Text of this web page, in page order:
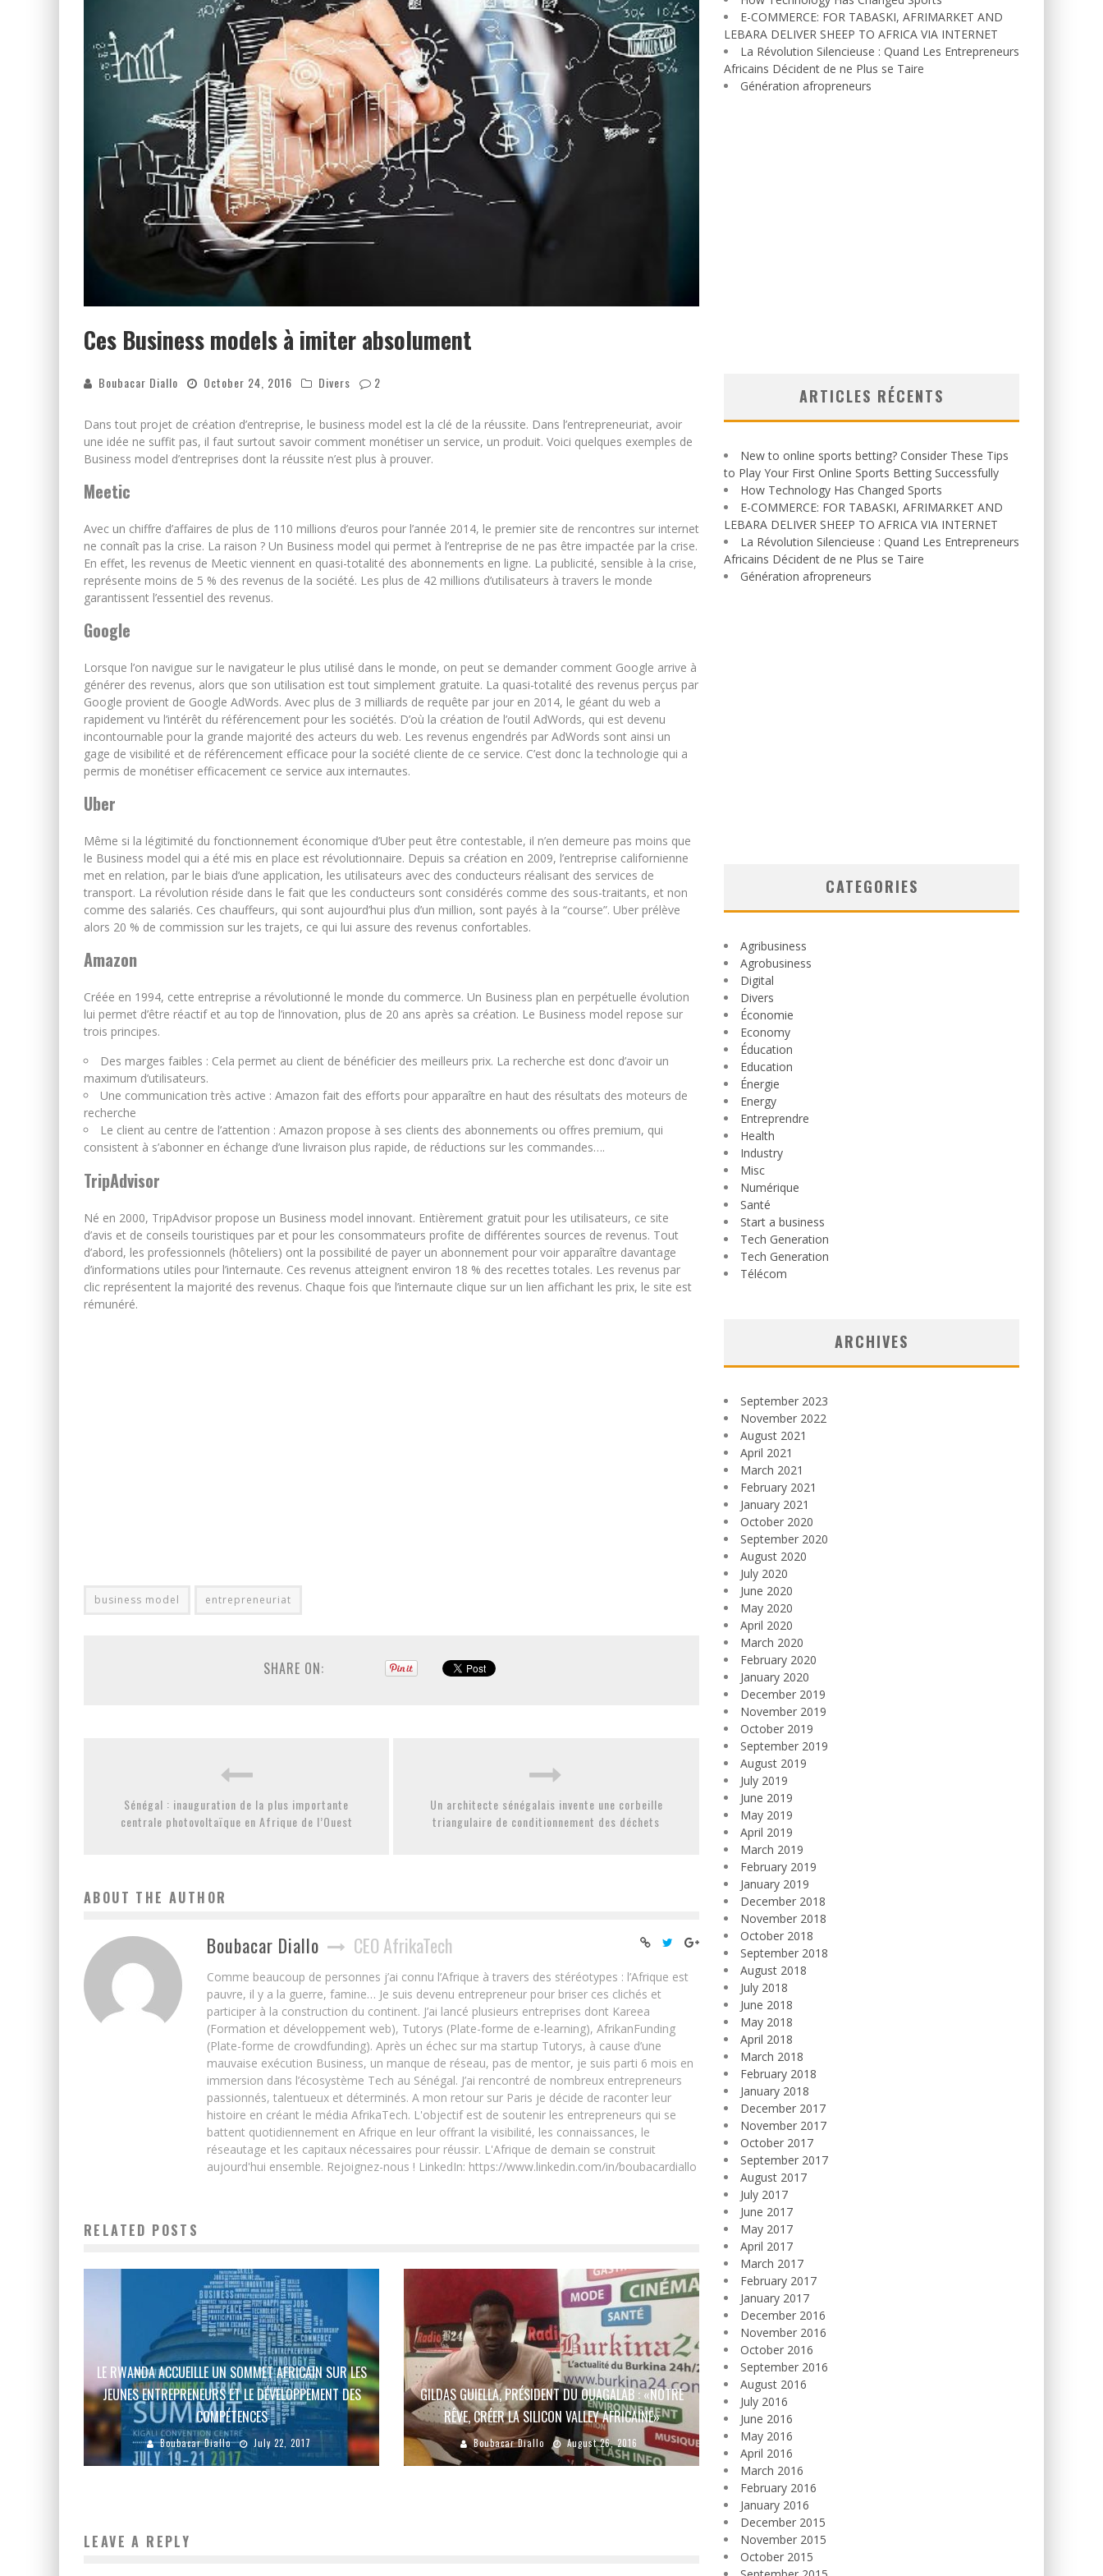
Ces Business models à imiter absolument
Boubacar Diallo October 24, 2016 Divers 2
Dans tout projet de création d’entreprise, le business model est la clé de la réussite. Dans l’entrepreneuriat, avoir
une idée ne suffit pas, il faut surtout savoir comment monétiser un service, un produit. Voici quelques exemples de
Business model d’entreprises dont la réussite n’est plus à prouver.
Meetic
Avec un chiffre d’affaires de plus de 110 millions d’euros pour l’année 2014, le premier site de rencontres sur internet
ne connaît pas la crise. La raison ? Un Business model qui permet à l’entreprise de ne pas être impactée par la crise.
En effet, les revenus de Meetic viennent en quasi-totalité des abonnements en ligne. La publicité, sensible à la crise,
représente moins de 5 % des revenus de la société. Les plus de 42 millions d’utilisateurs à travers le monde
garantissent l’essentiel des revenus.
Google
Lorsque l’on navigue sur le navigateur le plus utilisé dans le monde, on peut se demander comment Google arrive à
générer des revenus, alors que son utilisation est tout simplement gratuite. La quasi-totalité des revenus perçus par
Google provient de Google AdWords. Avec plus de 3 milliards de requête par jour en 2014, le géant du web a
rapidement vu l’intérêt du référencement pour les sociétés. D’où la création de l’outil AdWords, qui est devenu
incontournable pour la grande majorité des acteurs du web. Les revenus engendrés par AdWords sont ainsi un
gage de visibilité et de référencement efficace pour la société cliente de ce service. C’est donc la technologie qui a
permis de monétiser efficacement ce service aux internautes.
Uber
Même si la légitimité du fonctionnement économique d’Uber peut être contestable, il n’en demeure pas moins que
le Business model qui a été mis en place est révolutionnaire. Depuis sa création en 2009, l’entreprise californienne
met en relation, par le biais d’une application, les utilisateurs avec des conducteurs réalisant des services de
transport. La révolution réside dans le fait que les conducteurs sont considérés comme des sous-traitants, et non
comme des salariés. Ces chauffeurs, qui sont aujourd’hui plus d’un million, sont payés à la “course”. Uber prélève
alors 20 % de commission sur les trajets, ce qui lui assure des revenus confortables.
Amazon
Créée en 1994, cette entreprise a révolutionné le monde du commerce. Un Business plan en perpétuelle évolution
lui permet d’être réactif et au top de l’innovation, plus de 20 ans après sa création. Le Business model repose sur
trois principes.
Des marges faibles : Cela permet au client de bénéficier des meilleurs prix. La recherche est donc d’avoir un
maximum d’utilisateurs.
Une communication très active : Amazon fait des efforts pour apparaître en haut des résultats des moteurs de
recherche
Le client au centre de l’attention : Amazon propose à ses clients des abonnements ou offres premium, qui
consistent à s’abonner en échange d’une livraison plus rapide, de réductions sur les commandes….
TripAdvisor
Né en 2000, TripAdvisor propose un Business model innovant. Entièrement gratuit pour les utilisateurs, ce site
d’avis et de conseils touristiques par et pour les consommateurs profite de différentes sources de revenus. Tout
d’abord, les professionnels (hôteliers) ont la possibilité de payer un abonnement pour voir apparaître davantage
d’informations utiles pour l’internaute. Ces revenus atteignent environ 18 % des recettes totales. Les revenus par
clic représentent la majorité des revenus. Chaque fois que l’internaute clique sur un lien affichant les prix, le site est
rémunéré.
business model entrepreneuriat
SHARE ON:
Sénégal : inauguration de la plus importante
centrale photovoltaïque en Afrique de l’Ouest
Un architecte sénégalais invente une corbeille
triangulaire de conditionnement des déchets
ABOUT THE AUTHOR
Boubacar Diallo CEO AfrikaTech
Comme beaucoup de personnes j’ai connu l’Afrique à travers des stéréotypes : l’Afrique est
pauvre, il y a la guerre, famine… Je suis devenu entrepreneur pour briser ces clichés et
participer à la construction du continent. J’ai lancé plusieurs entreprises dont Kareea
(Formation et développement web), Tutorys (Plate-forme de e-learning), AfrikanFunding
(Plate-forme de crowdfunding). Après un échec sur ma startup Tutorys, à cause d’une
mauvaise exécution Business, un manque de réseau, pas de mentor, je suis parti 6 mois en
immersion dans l’écosystème Tech au Sénégal. J’ai rencontré de nombreux entrepreneurs
passionnés, talentueux et déterminés. A mon retour sur Paris je décide de raconter leur
histoire en créant le média AfrikaTech. L'objectif est de soutenir les entrepreneurs qui se
battent quotidiennement en Afrique en leur offrant la visibilité, les connaissances, le
réseautage et les capitaux nécessaires pour réussir. L'Afrique de demain se construit
aujourd'hui ensemble. Rejoignez-nous ! LinkedIn: https://www.linkedin.com/in/boubacardiallo
RELATED POSTS
LE RWANDA ACCUEILLE UN SOMMET AFRICAIN SUR LES
JEUNES ENTREPRENEURS ET LE DÉVELOPPEMENT DES
COMPÉTENCES
Boubacar Diallo July 22, 2017
GILDAS GUIELLA, PRÉSIDENT DU OUAGALAB : «NOTRE
RÊVE, CRÉER LA SILICON VALLEY AFRICAINE»
Boubacar Diallo August 26, 2016
LEAVE A REPLY
E-COMMERCE: FOR TABASKI, AFRIMARKET AND
LEBARA DELIVER SHEEP TO AFRICA VIA INTERNET
La Révolution Silencieuse : Quand Les Entrepreneurs
Africains Décident de ne Plus se Taire
Génération afropreneurs
ARTICLES RÉCENTS
New to online sports betting? Consider These Tips
to Play Your First Online Sports Betting Successfully
How Technology Has Changed Sports
E-COMMERCE: FOR TABASKI, AFRIMARKET AND
LEBARA DELIVER SHEEP TO AFRICA VIA INTERNET
La Révolution Silencieuse : Quand Les Entrepreneurs
Africains Décident de ne Plus se Taire
Génération afropreneurs
CATEGORIES
Agribusiness
Agrobusiness
Digital
Divers
Économie
Economy
Éducation
Education
Énergie
Energy
Entreprendre
Health
Industry
Misc
Numérique
Santé
Start a business
Tech Generation
Tech Generation
Télécom
ARCHIVES
September 2023
November 2022
August 2021
April 2021
March 2021
February 2021
January 2021
October 2020
September 2020
August 2020
July 2020
June 2020
May 2020
April 2020
March 2020
February 2020
January 2020
December 2019
November 2019
October 2019
September 2019
August 2019
July 2019
June 2019
May 2019
April 2019
March 2019
February 2019
January 2019
December 2018
November 2018
October 2018
September 2018
August 2018
July 2018
June 2018
May 2018
April 2018
March 2018
February 2018
January 2018
December 2017
November 2017
October 2017
September 2017
August 2017
July 2017
June 2017
May 2017
April 2017
March 2017
February 2017
January 2017
December 2016
November 2016
October 2016
September 2016
August 2016
July 2016
June 2016
May 2016
April 2016
March 2016
February 2016
January 2016
December 2015
November 2015
October 2015